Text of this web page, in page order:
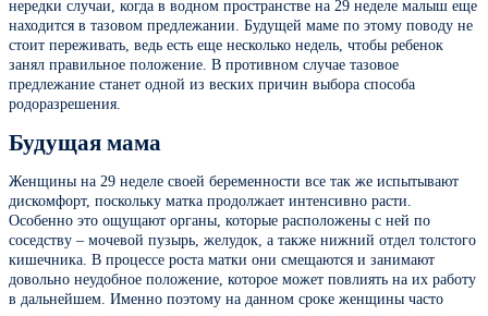
нередки случаи, когда в водном пространстве на 29 неделе малыш еще
находится в тазовом предлежании. Будущей маме по этому поводу не
стоит переживать, ведь есть еще несколько недель, чтобы ребенок
занял правильное положение. В противном случае тазовое
предлежание станет одной из веских причин выбора способа
родоразрешения.
Будущая мама
Женщины на 29 неделе своей беременности все так же испытывают
дискомфорт, поскольку матка продолжает интенсивно расти.
Особенно это ощущают органы, которые расположены с ней по
соседству – мочевой пузырь, желудок, а также нижний отдел толстого
кишечника. В процессе роста матки они смещаются и занимают
довольно неудобное положение, которое может повлиять на их работу
в дальнейшем. Именно поэтому на данном сроке женщины часто